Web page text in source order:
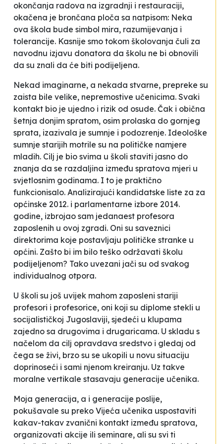
okončanja radova na izgradnji i restauraciji,
okačena je brončana ploča sa natpisom: Neka
ova škola bude simbol mira, razumijevanja i
tolerancije. Kasnije smo tokom školovanja čuli za
navodnu izjavu donatora da školu ne bi obnovili
da su znali da će biti podijeljena.
Nekad imaginarne, a nekada stvarne, prepreke su
zaista bile velike, nepremostive učenicima. Svaki
kontakt bio je ujedno i rizik od osude. Čak i obična
šetnja donjim spratom, osim prolaska do gornjeg
sprata, izazivala je sumnje i podozrenje. Ideološke
sumnje starijih motrile su na političke namjere
mladih. Cilj je bio svima u školi staviti jasno do
znanja da se razdaljina između spratova mjeri u
svjetlosnim godinama. I to je praktično
funkcionisalo. Analizirajući kandidatske liste za za
općinske 2012. i parlamentarne izbore 2014.
godine, izbrojao sam jedanaest profesora
zaposlenih u ovoj zgradi. Oni su saveznici
direktorima koje postavljaju političke stranke u
općini. Zašto bi im bilo teško održavati školu
podijeljenom? Tako uvezani jači su od svakog
individualnog otpora.
U školi su još uvijek mahom zaposleni stariji
profesori i profesorice, oni koji su diplome stekli u
socijalističkoj Jugoslaviji, sjedeći u klupama
zajedno sa drugovima i drugaricama. U skladu s
načelom da cilj opravdava sredstvo i gledaj od
čega se živi, brzo su se ukopili u novu situaciju
doprinoseći i sami njenom kreiranju. Uz takve
moralne vertikale stasavaju generacije učenika.
Moja generacija, a i generacije poslije,
pokušavale su preko Vijeća učenika uspostaviti
kakav-takav zvanični kontakt između spratova,
organizovati akcije ili seminare, ali su svi ti